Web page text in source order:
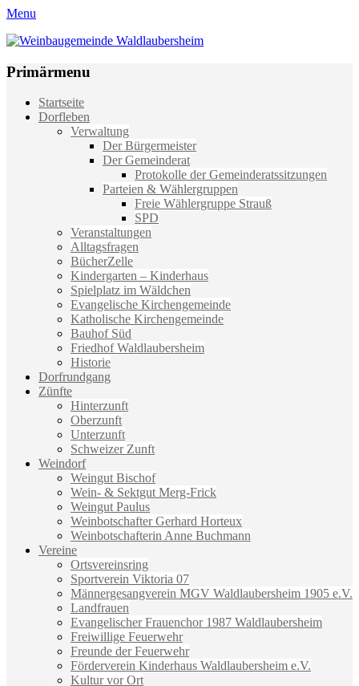
Menu
Weinbaugemeinde Waldlaubersheim
Primärmenu
Weiter
zum
Startseite
Dorfleben
Verwaltung
Der Bürgermeister
Der Gemeinderat
Protokolle der Gemeinderatssitzungen
Parteien & Wählergruppen
Freie Wählergruppe Strauß
SPD
Veranstaltungen
Alltagsfragen
BücherZelle
Kindergarten – Kinderhaus
Spielplatz im Wäldchen
Evangelische Kirchengemeinde
Katholische Kirchengemeinde
Bauhof Süd
Friedhof Waldlaubersheim
Historie
Dorfrundgang
Zünfte
Hinterzunft
Oberzunft
Unterzunft
Schweizer Zunft
Weindorf
Weingut Bischof
Wein- & Sektgut Merg-Frick
Weingut Paulus
Weinbotschafter Gerhard Horteux
Weinbotschafterin Anne Buchmann
Vereine
Ortsvereinsring
Sportverein Viktoria 07
Männergesangverein MGV Waldlaubersheim 1905 e.V.
Landfrauen
Evangelischer Frauenchor 1987 Waldlaubersheim
Freiwillige Feuerwehr
Freunde der Feuerwehr
Förderverein Kinderhaus Waldlaubersheim e.V.
Kultur vor Ort